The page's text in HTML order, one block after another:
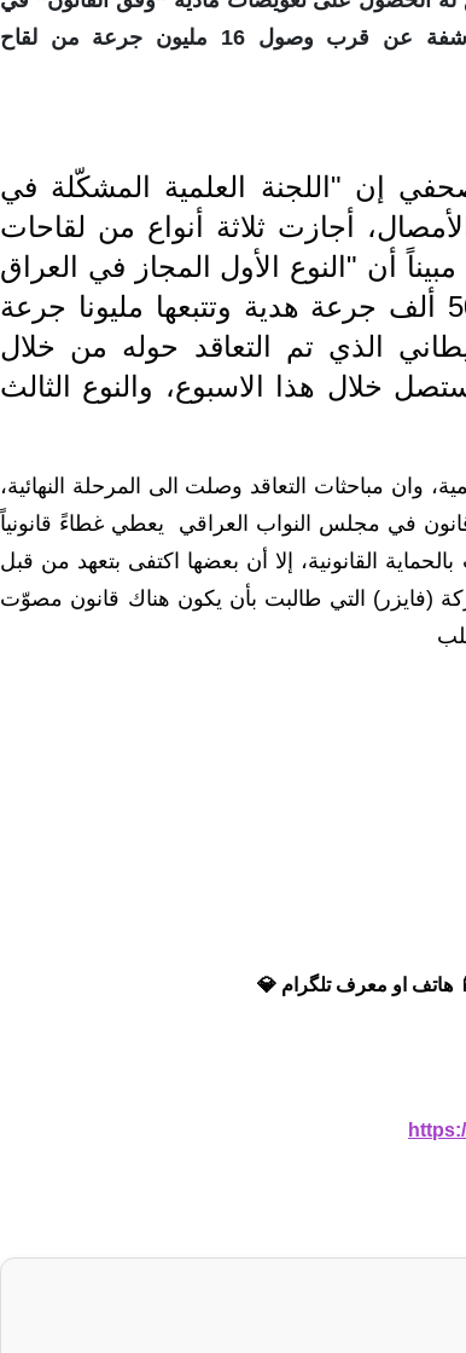
حال تعرضه لأي ضرر جراء تلقيه لقاح فيروس كورونا، كاشفة عن قرب وصول 16 مليون جرعة من لقاح
إن "اللجنة العلمية المشكّلة في
أجازت ثلاثة أنواع من لقاحات
أن "النوع الأول المجاز في العراق
هو (سينوفارم) الصيني الذي بدأ استخدامه بـ50 ألف جرعة هدية وتتبعها مليونا جرعة
الذي تم التعاقد حوله من خلال
جرعة منه وستصل خلال هذا الاسبوع، والنوع الثالث
وان مباحثات التعاقد وصلت الى المرحلة النهائية،
في مجلس النواب العراقي يعطي غطاءً قانونياً
القانونية، إلا أن بعضها اكتفى بتعهد من قبل
(فايزر) التي طالبت بأن يكون هناك قانون مصوّت
هاتف او معرف تلگرام 💎